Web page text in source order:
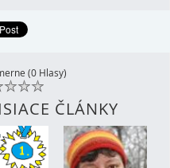
(0 Hlasy)
ČLÁNKY